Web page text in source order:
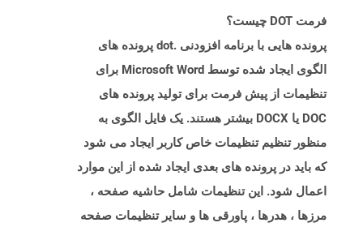
فرمت DOT چیست؟
پرونده هایی با برنامه افزودنی .dot پرونده های
الگوی ایجاد شده توسط Microsoft Word برای
تنظیمات از پیش فرمت برای تولید پرونده های
DOC یا DOCX بیشتر هستند. یک فایل الگوی به
منظور تنظیم تنظیمات خاص کاربر ایجاد می شود
که باید در پرونده های بعدی ایجاد شده از این موارد
اعمال شود. این تنظیمات شامل حاشیه صفحه ،
مرزها ، هدرها ، پاورقی ها و سایر تنظیمات صفحه